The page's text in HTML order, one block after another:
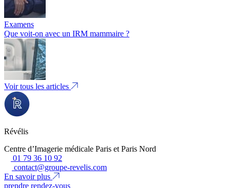
Examens
Que voit-on avec un IRM mammaire ?
Voir tous les articles
Révélis
Centre d’Imagerie médicale Paris et Paris Nord
01 79 36 10 92
contact@groupe-revelis.com
En savoir plus
prendre rendez-vous